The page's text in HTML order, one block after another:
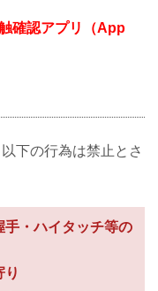
確認アプリ（App
下の行為は禁止とさ
手・ハイタッチ等の
り